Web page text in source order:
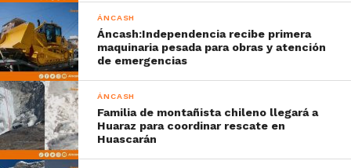
ÁNCASH
Áncash:Independencia recibe primera
maquinaria pesada para obras y atención
de emergencias
ÁNCASH
Familia de montañista chileno llegará a
Huaraz para coordinar rescate en
Huascarán